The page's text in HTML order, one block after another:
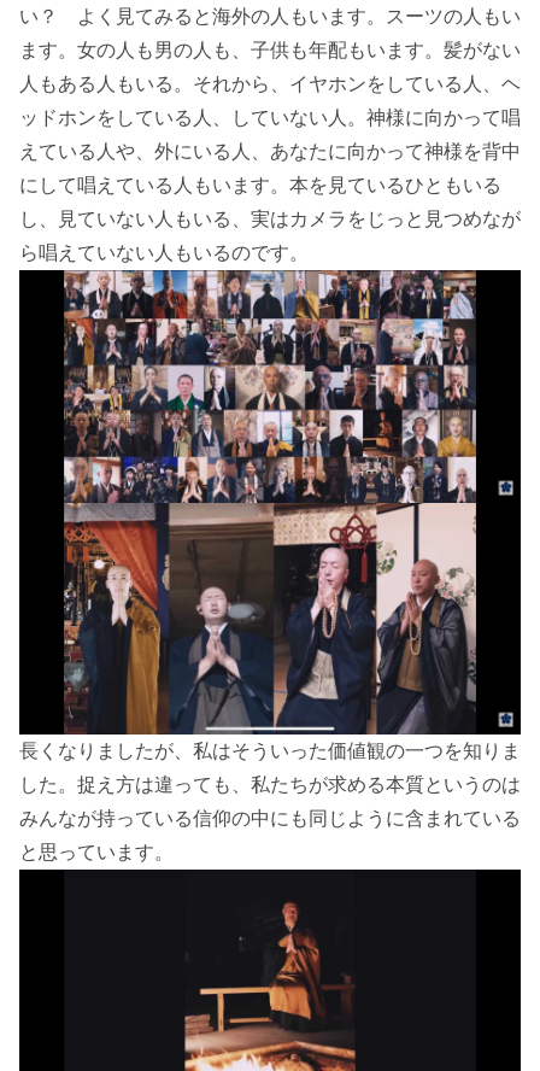
い？ よく見てみると海外の人もいます。スーツの人もい
ます。女の人も男の人も、子供も年配もいます。髪がない
人もある人もいる。それから、イヤホンをしている人、ヘ
ッドホンをしている人、していない人。神様に向かって唱
えている人や、外にいる人、あなたに向かって神様を背中
にして唱えている人もいます。本を見ているひともいる
し、見ていない人もいる、実はカメラをじっと見つめなが
ら唱えていない人もいるのです。
長くなりましたが、私はそういった価値観の一つを知りま
した。捉え方は違っても、私たちが求める本質というのは
みんなが持っている信仰の中にも同じように含まれている
と思っています。